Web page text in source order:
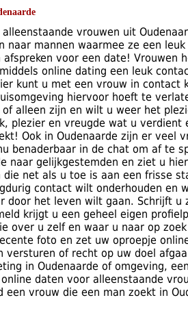
vrouwen uit
naar mannen waarmee ze een
afspreken voor een date! Vrouwen
online dating een leuk
kunt u met een vrouw in contact
hiervoor hoeft te
of alleen zijn en wilt u weer het
plezier en vreugde wat u verdient
Ook in Oudenaarde zijn er veel
benaderbaar in de chat om af te
naar gelijkgestemden en ziet u
die net als u toe is aan een frisse
contact wilt onderhouden en
door het leven wilt gaan. Schrijft u
krijgt u een geheel eigen
over u zelf en waar u naar op
foto en zet uw oproepje
versturen of recht op uw doel
in Oudenaarde of omgeving,
daten voor alleenstaande
een vrouw die een man zoekt in